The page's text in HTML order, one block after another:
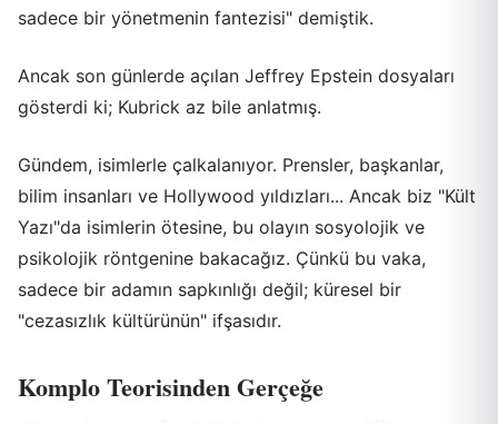
sadece bir yönetmenin fantezisi" demiştik.
Ancak son günlerde açılan Jeffrey Epstein dosyaları
gösterdi ki; Kubrick az bile anlatmış.
Gündem, isimlerle çalkalanıyor. Prensler, başkanlar,
bilim insanları ve Hollywood yıldızları... Ancak biz "Kült
Yazı"da isimlerin ötesine, bu olayın sosyolojik ve
psikolojik röntgenine bakacağız. Çünkü bu vaka,
sadece bir adamın sapkınlığı değil; küresel bir
"cezasızlık kültürünün" ifşasıdır.
Komplo Teorisinden Gerçeğe